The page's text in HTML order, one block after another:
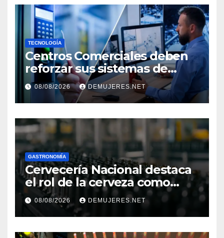
TECNOLOGÍA
Centros Comerciales deben
reforzar sus sistemas de
seguridad ante el
incremento de visitantes por
el Décimo Tercer Mes
08/08/2026 DEMUJERES.NET
GASTRONOMÍA
Cervecería Nacional destaca
el rol de la cerveza como
motor de desarrollo
económico y sostenibilidad
en Panamá
08/08/2026 DEMUJERES.NET